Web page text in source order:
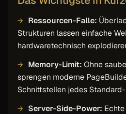
AB DIE POST!
Das Wichtigste in
Ressourcen-Falle:
Strukturen lassen einfache
hardwaretechnisch
Memory-Limit: Ohne
sprengen moderne
Schnittstellen jedes
Server-Side-Power: